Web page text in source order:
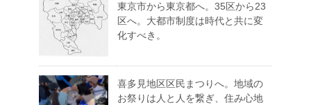
東京市から東京都へ。35区から23
区へ。大都市制度は時代と共に変
化すべき。
喜多見地区区民まつりへ。地域の
お祭りは人と人を繋ぎ、住み心地